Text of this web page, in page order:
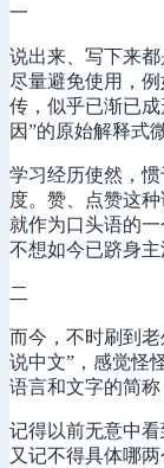
一
说出来、写下来
尽量避免使用，
传，似乎已渐已
因”的原始解释式
学习经历使然，
度。赞、点赞这
就作为口头语的
不想如今已跻身主
二
而今，不时刷到老
说中文”，感觉怪
语言和文字的简称
记得以前无意中
又记不得具体哪